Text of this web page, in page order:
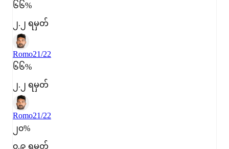
၆၆%
၂.၂ ရမှတ်
Romo21/22
၆၆%
၂.၂ ရမှတ်
Romo21/22
၂၀%
၀.၉ ရမှတ်